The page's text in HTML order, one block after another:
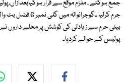
جمع ہوگئے ، ملزم موقع سے فرار
بیٹی حرم سے زیادتی کی کوشش پر محلے داروں نے
پولیس کے حوالے کردیا۔